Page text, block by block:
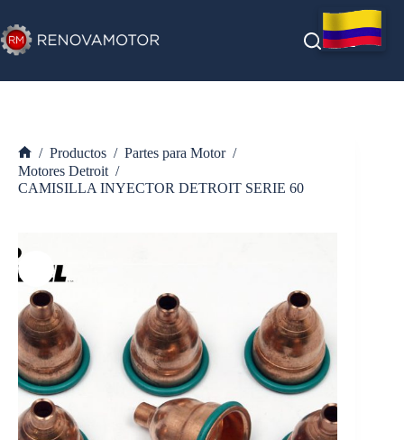
al
contenido
Inicio
/ Productos / Partes para Motor /
Motores Detroit /
CAMISILLA INYECTOR DETROIT SERIE 60